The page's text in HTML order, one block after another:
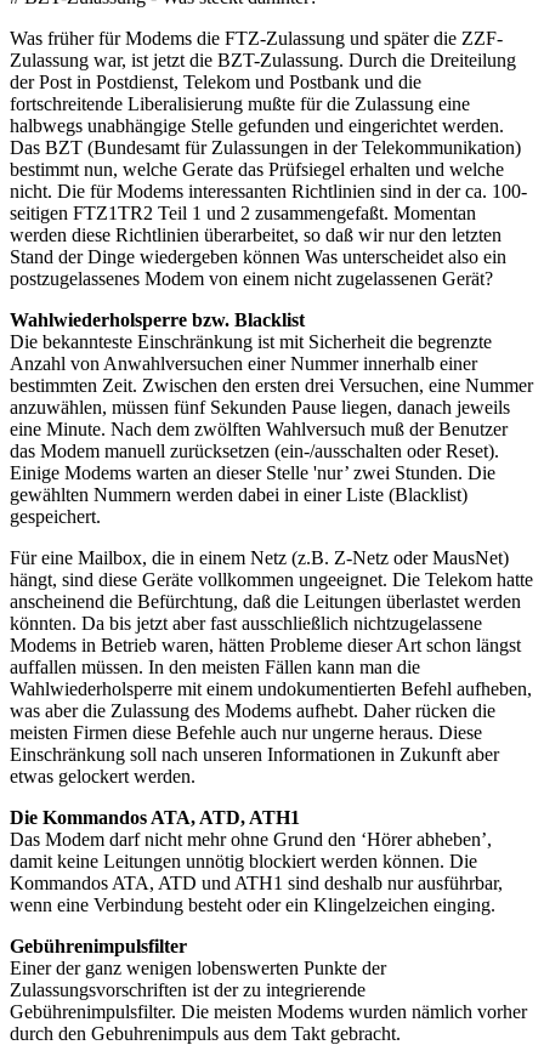
Was früher für Modems die FTZ-Zulassung und später die ZZF-
Zulassung war, ist jetzt die BZT-Zulassung. Durch die Dreiteilung
der Post in Postdienst, Telekom und Postbank und die
fortschreitende Liberalisierung mußte für die Zulassung eine
halbwegs unabhängige Stelle gefunden und eingerichtet werden.
Das BZT (Bundesamt für Zulassungen in der Telekommunikation)
bestimmt nun, welche Gerate das Prüfsiegel erhalten und welche
nicht. Die für Modems interessanten Richtlinien sind in der ca. 100-
seitigen FTZ1TR2 Teil 1 und 2 zusammengefaßt. Momentan
werden diese Richtlinien überarbeitet, so daß wir nur den letzten
Stand der Dinge wiedergeben können Was unterscheidet also ein
postzugelassenes Modem von einem nicht zugelassenen Gerät?
Wahlwiederholsperre bzw. Blacklist
Die bekannteste Einschränkung ist mit Sicherheit die begrenzte
Anzahl von Anwahlversuchen einer Nummer innerhalb einer
bestimmten Zeit. Zwischen den ersten drei Versuchen, eine Nummer
anzuwählen, müssen fünf Sekunden Pause liegen, danach jeweils
eine Minute. Nach dem zwölften Wahlversuch muß der Benutzer
das Modem manuell zurücksetzen (ein-/ausschalten oder Reset).
Einige Modems warten an dieser Stelle 'nur’ zwei Stunden. Die
gewählten Nummern werden dabei in einer Liste (Blacklist)
gespeichert.
Für eine Mailbox, die in einem Netz (z.B. Z-Netz oder MausNet)
hängt, sind diese Geräte vollkommen ungeeignet. Die Telekom hatte
anscheinend die Befürchtung, daß die Leitungen überlastet werden
könnten. Da bis jetzt aber fast ausschließlich nichtzugelassene
Modems in Betrieb waren, hätten Probleme dieser Art schon längst
auffallen müssen. In den meisten Fällen kann man die
Wahlwiederholsperre mit einem undokumentierten Befehl aufheben,
was aber die Zulassung des Modems aufhebt. Daher rücken die
meisten Firmen diese Befehle auch nur ungerne heraus. Diese
Einschränkung soll nach unseren Informationen in Zukunft aber
etwas gelockert werden.
Die Kommandos ATA, ATD, ATH1
Das Modem darf nicht mehr ohne Grund den ‘Hörer abheben’,
damit keine Leitungen unnötig blockiert werden können. Die
Kommandos ATA, ATD und ATH1 sind deshalb nur ausführbar,
wenn eine Verbindung besteht oder ein Klingelzeichen einging.
Gebührenimpulsfilter
Einer der ganz wenigen lobenswerten Punkte der
Zulassungsvorschriften ist der zu integrierende
Gebührenimpulsfilter. Die meisten Modems wurden nämlich vorher
durch den Gebuhrenimpuls aus dem Takt gebracht.